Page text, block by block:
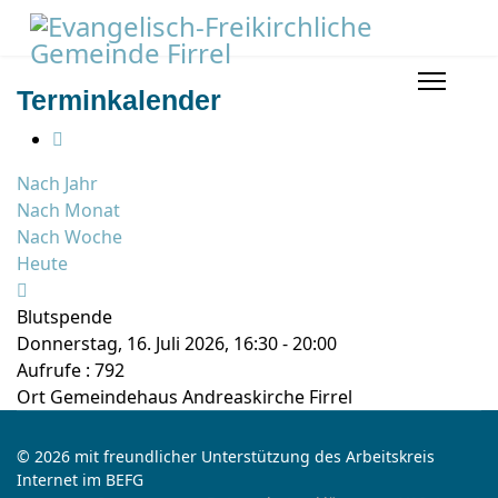
Terminkalender
Nach Jahr
Nach Monat
Nach Woche
Heute
Blutspende
Donnerstag, 16. Juli 2026, 16:30 - 20:00
Aufrufe : 792
Ort Gemeindehaus Andreaskirche Firrel
© 2026 mit freundlicher Unterstützung des Arbeitskreis
Internet im BEFG